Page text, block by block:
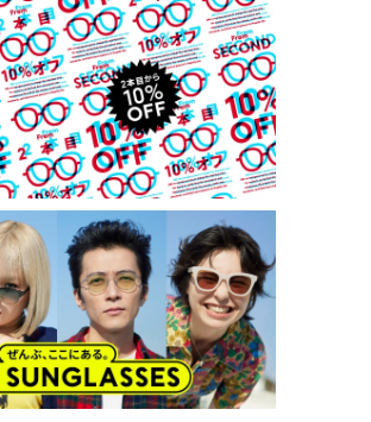
外線を防ぐ事は出来ますが、溶接
て使用しないで下さい
を保護するものではありません
避けて下さい
ズ交換でご購入希望の方】
（税込） ＋ オプションレンズ代
度付き）へ交換される場合は、レ
す。
では度付き対応・レンズ交換に対
交換は店舗でのみ可能です。ご購入
参の上、最寄りの店舗へご相談
可 ※店舗にて対応 ※保
証条件あり